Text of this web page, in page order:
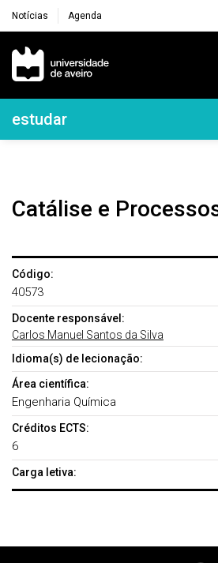
Notícias Agenda
Navegação Principal
Navegação Lateral
estudar
Catálise e
Código:
40573
Docente responsável:
Carlos Manuel Santos da Silva
Idioma(s) de lecionação:
Área científica:
Engenharia Química
Créditos ECTS:
6
Carga letiva: